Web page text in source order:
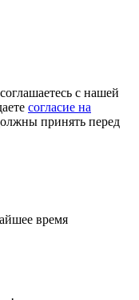
с нашей
согласие на
принять перед
время